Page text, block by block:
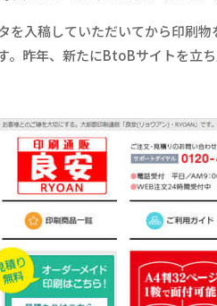
を入稿していただいてから印刷
。昨年、新たにBtoBサイトを立